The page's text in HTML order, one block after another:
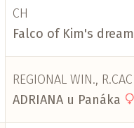
CH
Falco of Kim's dream
REGIONAL WIN., R.CAC
ADRIANA u Panáka